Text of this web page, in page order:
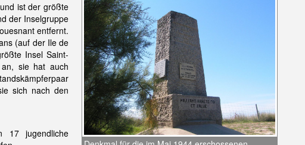
und ist der größte
der Inselgruppe
entfernt.
(auf der Ile de
Insel Saint-
sie hat auch
sich nach den
17 jugendliche